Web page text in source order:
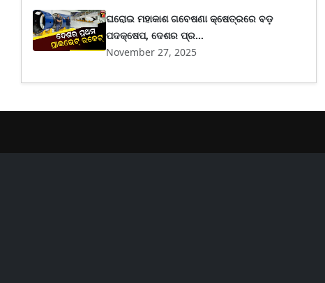
ଘରୋଇ ମହାକାଶ ଗବେଷଣା କ୍ଷେତ୍ରରେ ବଡ଼
ପଦକ୍ଷେପ, ଦେଶର ପ୍ର...
November 27, 2025